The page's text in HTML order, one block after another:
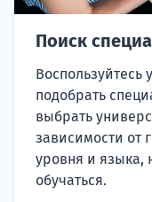
Поиск
подобрать
выбрать
зависимости от
уровня и языка,
обучаться.